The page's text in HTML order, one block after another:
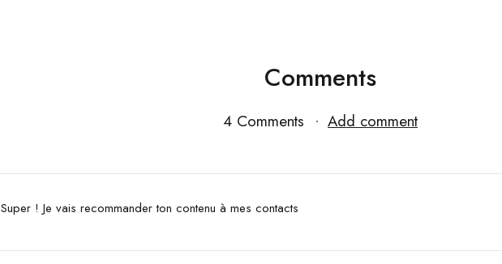
Comments
4 Comments Add comment
Super ! Je vais recommander ton contenu à mes contacts